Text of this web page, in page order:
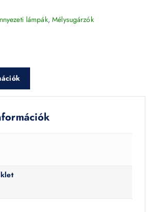
lámpák,Mélysugárzók